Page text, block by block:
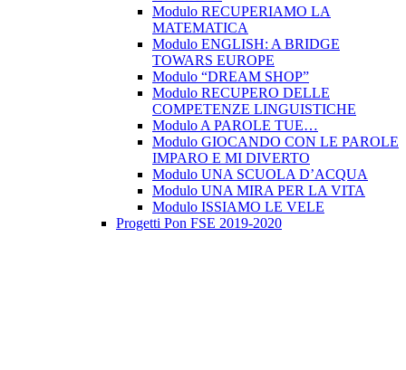
Modulo RECUPERIAMO LA
MATEMATICA
Modulo ENGLISH: A BRIDGE
TOWARS EUROPE
Modulo “DREAM SHOP”
Modulo RECUPERO DELLE
COMPETENZE LINGUISTICHE
Modulo A PAROLE TUE…
Modulo GIOCANDO CON LE PAROLE
IMPARO E MI DIVERTO
Modulo UNA SCUOLA D’ACQUA
Modulo UNA MIRA PER LA VITA
Modulo ISSIAMO LE VELE
Progetti Pon FSE 2019-2020